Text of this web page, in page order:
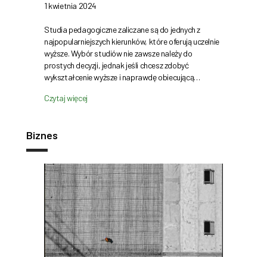
1 kwietnia 2024
Studia pedagogiczne zaliczane są do jednych z
najpopularniejszych kierunków, które oferują uczelnie
wyższe. Wybór studiów nie zawsze należy do
prostych decyzji, jednak jeśli chcesz zdobyć
wykształcenie wyższe i naprawdę obiecującą…
Czytaj więcej
Biznes